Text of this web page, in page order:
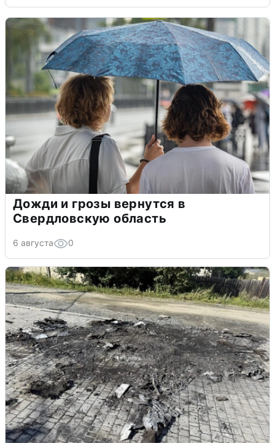
Дожди и грозы вернутся в
Свердловскую область
6 августа 0